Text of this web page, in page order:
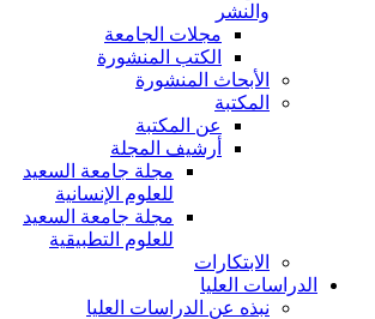
والنشر
مجلات الجامعة
الكتب المنشورة
الأبحاث المنشورة
المكتبة
عن المكتبة
أرشيف المجلة
مجلة جامعة السعيد
للعلوم الإنسانية
مجلة جامعة السعيد
للعلوم التطبيقية
الابتكارات
الدراسات العليا
نبذه عن الدراسات العليا